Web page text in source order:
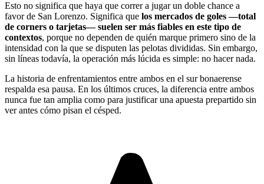
Esto no significa que haya que correr a jugar un doble chance a
favor de San Lorenzo. Significa que los mercados de goles —total
de corners o tarjetas— suelen ser más fiables en este tipo de
contextos, porque no dependen de quién marque primero sino de la
intensidad con la que se disputen las pelotas divididas. Sin embargo,
sin líneas todavía, la operación más lúcida es simple: no hacer nada.
La historia de enfrentamientos entre ambos en el sur bonaerense
respalda esa pausa. En los últimos cruces, la diferencia entre ambos
nunca fue tan amplia como para justificar una apuesta prepartido sin
ver antes cómo pisan el césped.